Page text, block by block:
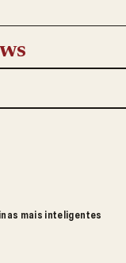
mais inteligentes